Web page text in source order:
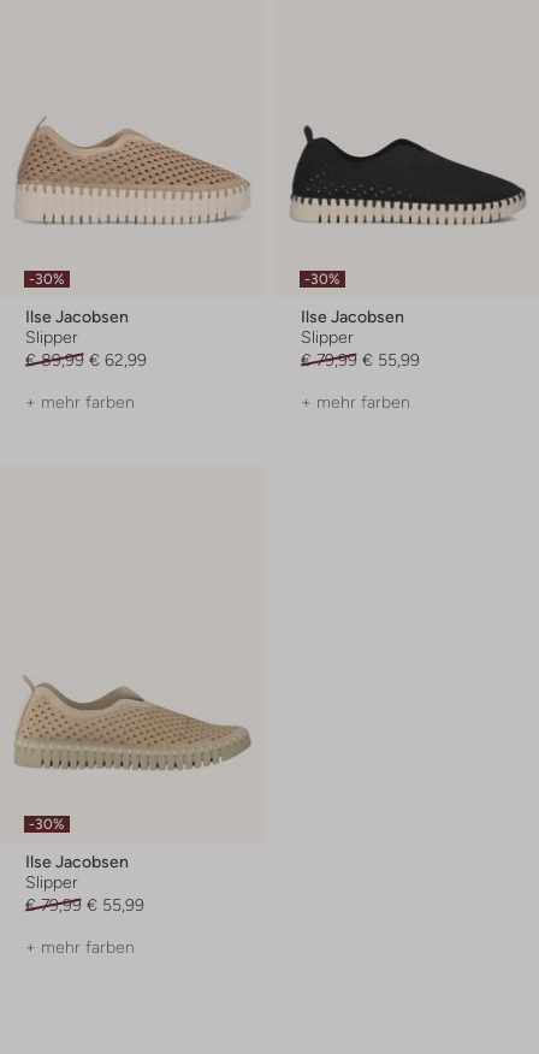
-30%
Ilse Jacobsen
Slipper
€ 89,99 € 62,99
+ mehr farben
-30%
Ilse Jacobsen
Slipper
€ 79,99 € 55,99
+ mehr farben
-30%
Ilse Jacobsen
Slipper
€ 79,99 € 55,99
+ mehr farben